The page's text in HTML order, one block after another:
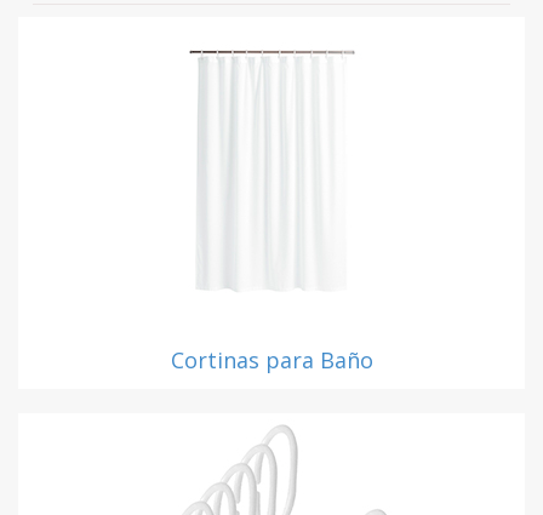
Cortinas para Baño